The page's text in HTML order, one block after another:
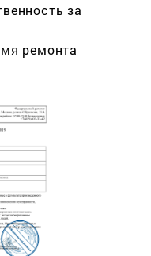
за
ремонта